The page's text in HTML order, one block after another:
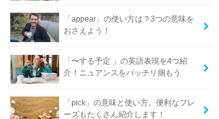
「appear」の使い方は？3つの意味を
おさえよう！
「〜する予定 」の英語表現を4つ紹
介！ニュアンスをバッチリ掴もう
「pick」の意味と使い方。便利なフレ
ーズもたくさん紹介します！